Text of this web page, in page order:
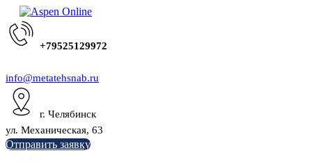
+79525129972
info@metatehsnab.ru
г. Челябинск
ул. Механическая, 63
Отправить заявку